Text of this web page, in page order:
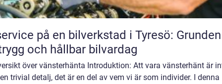
på en bilverkstad i Tyresö:
och hållbar bilvardag
över vänsterhänta Introduktion: Att vara vänsterhänt är
trivial detalj, det är en del av vem vi är som individer. I denna